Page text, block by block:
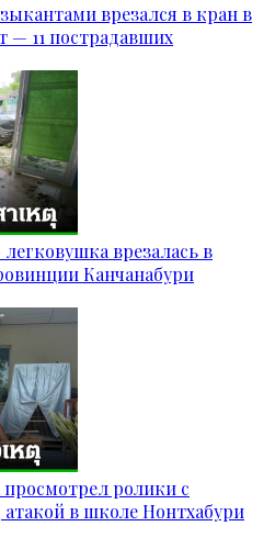
врезался в кран в
— 11 пострадавших
врезалась в
Канчанабури
просмотрел ролики с
атакой в школе Нонтхабури